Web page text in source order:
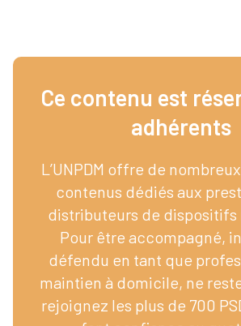
Ce contenu est
adhérents​
L’UNPDM offre de
contenus dédiés aux
distributeurs de dispositifs
Pour être accompagné,
défendu en tant que
maintien à domicile, ne
rejoignez les plus de 700